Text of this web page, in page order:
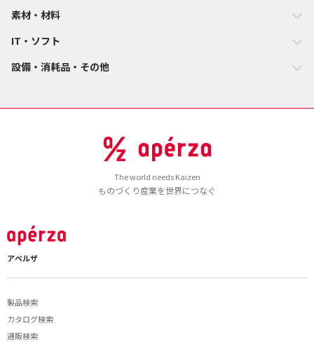
素材・材料
IT・ソフト
設備・消耗品・その他
The world needs Kaizen
ものづくり産業を世界につなぐ
アペルザ
製品検索
カタログ検索
通販検索